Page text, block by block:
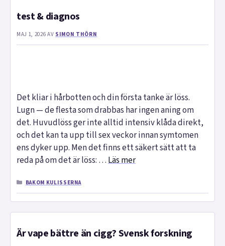
test & diagnos
MAJ 1, 2026 AV SIMON THÖRN
Det kliar i hårbotten och din första tanke är löss.
Lugn — de flesta som drabbas har ingen aning om
det. Huvudlöss ger inte alltid intensiv klåda direkt,
och det kan ta upp till sex veckor innan symtomen
ens dyker upp. Men det finns ett säkert sätt att ta
reda på om det är löss: …Läs mer
KATEGORIER
BAKOM KULISSERNA
Är vape bättre än cigg? Svensk forskning